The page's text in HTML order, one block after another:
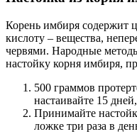
Корень имбиря содержит
кислоту – вещества,
червями. Народные
настойку корня имбиря,
500 граммов
настаивайте 15
Принимайте
ложке три раза в